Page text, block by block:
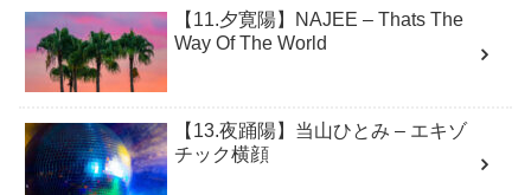
【11.夕寛陽】NAJEE – Thats The
Way Of The World
【13.夜踊陽】当山ひとみ – エキゾ
チック横顔